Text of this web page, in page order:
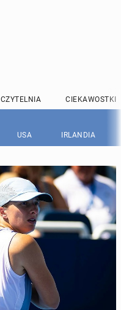
CZYTELNIA CIEKAWOSTKI
USA IRLANDIA